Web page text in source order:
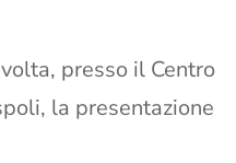
presso il Centro
la presentazione